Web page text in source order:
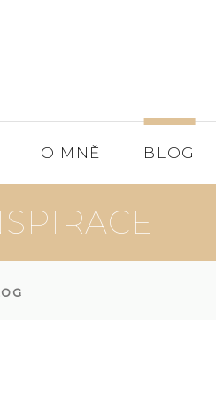
O MNĚ BLOG